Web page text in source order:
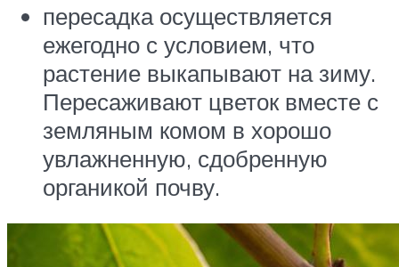
пересадка осуществляется
ежегодно с условием, что
растение выкапывают на зиму.
Пересаживают цветок вместе с
земляным комом в хорошо
увлажненную, сдобренную
органикой почву.